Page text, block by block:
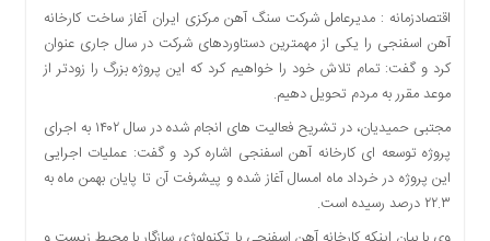
نفت
انرژی
فناوری
منظقه
دسترسی
سریع
تماس
اقتصادزمانه : مدیرعامل شرکت سنگ آهن مرکزی ایران آغاز ساخت کارخانه
آهن اسفنجی را یکی از مهمترین دستاوردهای شرکت در سال جاری عنوان
کرد و گفت: تمام تلاش خود را خواهیم کرد که این پروژه بزرگ را زودتر از
موعد مقرر به مردم تحویل دهیم.
مجتبی حمیدیان، در تشریح فعالیت های انجام شده در سال ۱۴۰۲ به اجرای
پروژه توسعه ای کارخانه آهن اسفنجی اشاره کرد و گفت: عملیات اجرایی
این پروژه در خرداد ماه امسال آغاز شده و پیشرفت آن تا پایان بهمن ماه به
۲۲.۳ درصد رسیده است.